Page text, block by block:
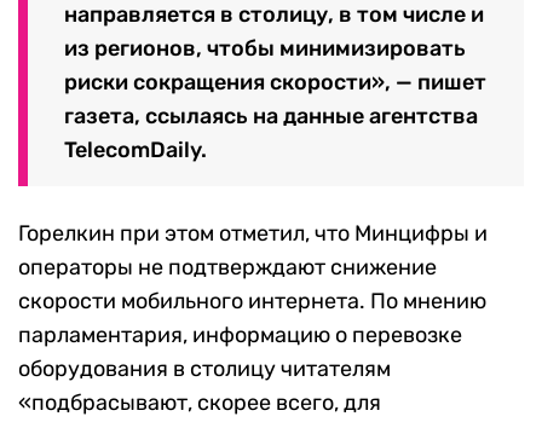
направляется в столицу, в том числе и
из регионов, чтобы минимизировать
риски сокращения скорости», — пишет
газета, ссылаясь на данные агентства
TelecomDaily.
Горелкин при этом отметил, что Минцифры и
операторы не подтверждают снижение
скорости мобильного интернета. По мнению
парламентария, информацию о перевозке
оборудования в столицу читателям
«подбрасывают, скорее всего, для